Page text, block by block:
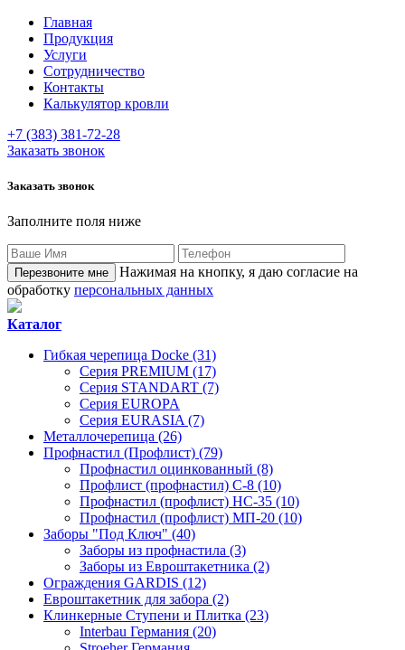
Главная
Продукция
Услуги
Сотрудничество
Контакты
Калькулятор кровли
+7 (383) 381-72-28
Заказать звонок
Заказать звонок
Заполните поля ниже
Нажимая на кнопку, я даю согласие на
обработку персональных данных
Каталог
Гибкая черепица Docke (31)
Серия PREMIUM (17)
Серия STANDART (7)
Серия EUROPA
Серия EURASIA (7)
Металлочерепица (26)
Профнастил (Профлист) (79)
Профнастил оцинкованный (8)
Профлист (профнастил) С-8 (10)
Профнастил (профлист) НС-35 (10)
Профнастил (профлист) МП-20 (10)
Заборы "Под Ключ" (40)
Заборы из профнастила (3)
Заборы из Евроштакетника (2)
Ограждения GARDIS (12)
Евроштакетник для забора (2)
Клинкерные Ступени и Плитка (23)
Interbau Германия (20)